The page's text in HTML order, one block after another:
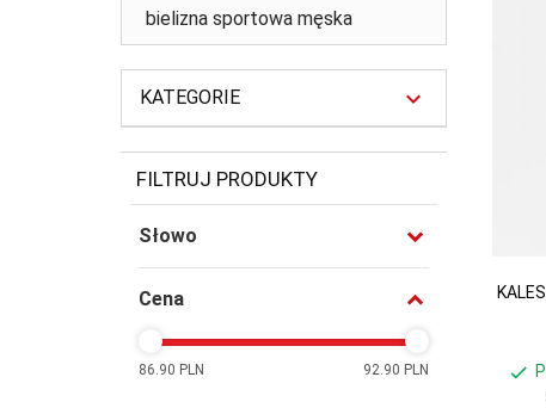
bielizna sportowa męska
KATEGORIE
FILTRUJ PRODUKTY
Słowo
Cena
86.90 PLN 92.90 PLN